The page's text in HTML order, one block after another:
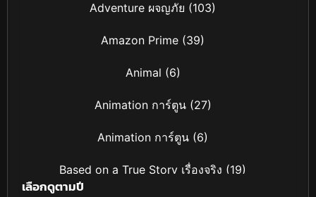
Adventure ผจญภัย (103)
Amazon Prime (39)
Animal (6)
Animation การ์ตูน(27)
Animation การ์ตูน (6)
Based on a True Story เรื่องจริง (19)
เลือกดูตามปี